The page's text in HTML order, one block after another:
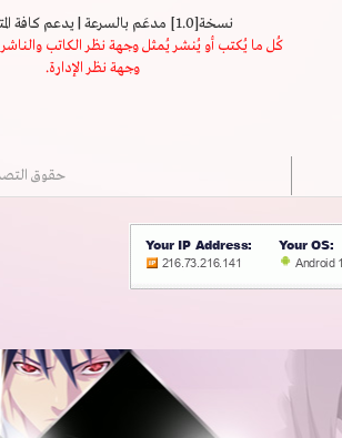
نسخة[1.0] مدعَم بالسرعة | يدعم كافة المتصفحات
كُل ما يُكتب أو يُنشر يُمثل وجهة نظر الكاتب
وجهة نظر الإدارة.
حقوق